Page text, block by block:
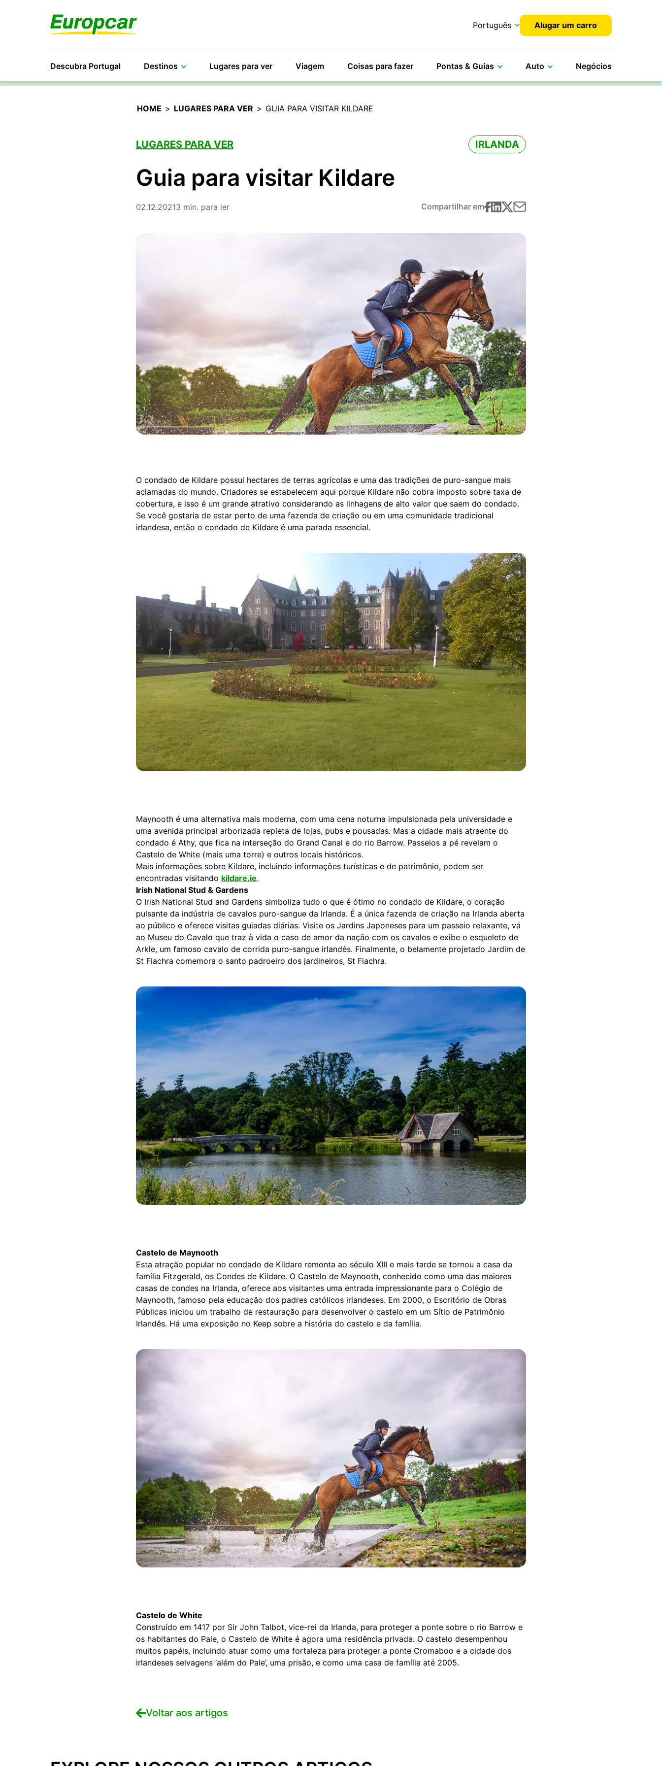
Português Alugar um carro
Descubra Portugal Destinos Lugares para ver Viagem Coisas para fazer Pontas & Guias Auto Negócios
HOME > LUGARES PARA VER > GUIA PARA VISITAR KILDARE
LUGARES PARA VER IRLANDA
Guia para visitar Kildare
02.12.20213 min. para ler Compartilhar em
O condado de Kildare possui hectares de terras agrícolas e uma das tradições de puro-sangue mais
aclamadas do mundo. Criadores se estabelecem aqui porque Kildare não cobra imposto sobre taxa de
cobertura, e isso é um grande atrativo considerando as linhagens de alto valor que saem do condado.
Se você gostaria de estar perto de uma fazenda de criação ou em uma comunidade tradicional
irlandesa, então o condado de Kildare é uma parada essencial.
Maynooth é uma alternativa mais moderna, com uma cena noturna impulsionada pela universidade e
uma avenida principal arborizada repleta de lojas, pubs e pousadas. Mas a cidade mais atraente do
condado é Athy, que fica na interseção do Grand Canal e do rio Barrow. Passeios a pé revelam o
Castelo de White (mais uma torre) e outros locais históricos.
Mais informações sobre Kildare, incluindo informações turísticas e de patrimônio, podem ser
encontradas visitando kildare.ie.
Irish National Stud & Gardens
O Irish National Stud and Gardens simboliza tudo o que é ótimo no condado de Kildare, o coração
pulsante da indústria de cavalos puro-sangue da Irlanda. É a única fazenda de criação na Irlanda aberta
ao público e oferece visitas guiadas diárias. Visite os Jardins Japoneses para um passeio relaxante, vá
ao Museu do Cavalo que traz à vida o caso de amor da nação com os cavalos e exibe o esqueleto de
Arkle, um famoso cavalo de corrida puro-sangue irlandês. Finalmente, o belamente projetado Jardim de
St Fiachra comemora o santo padroeiro dos jardineiros, St Fiachra.
Castelo de Maynooth
Esta atração popular no condado de Kildare remonta ao século XIII e mais tarde se tornou a casa da
família Fitzgerald, os Condes de Kildare. O Castelo de Maynooth, conhecido como uma das maiores
casas de condes na Irlanda, oferece aos visitantes uma entrada impressionante para o Colégio de
Maynooth, famoso pela educação dos padres católicos irlandeses. Em 2000, o Escritório de Obras
Públicas iniciou um trabalho de restauração para desenvolver o castelo em um Sítio de Patrimônio
Irlandês. Há uma exposição no Keep sobre a história do castelo e da família.
Castelo de White
Construído em 1417 por Sir John Talbot, vice-rei da Irlanda, para proteger a ponte sobre o rio Barrow e
os habitantes do Pale, o Castelo de White é agora uma residência privada. O castelo desempenhou
muitos papéis, incluindo atuar como uma fortaleza para proteger a ponte Cromaboo e a cidade dos
irlandeses selvagens ‘além do Pale’, uma prisão, e como uma casa de família até 2005.
Voltar aos artigos